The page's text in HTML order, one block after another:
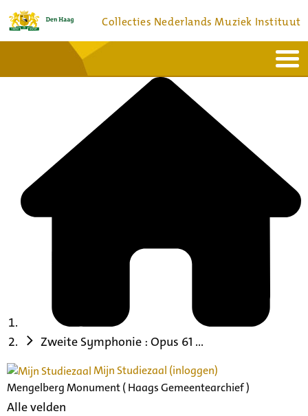
Collecties Nederlands Muziek Instituut
Bronnen en collecties
Zweite Symphonie : Opus 61 ...
Mijn Studiezaal (inloggen)
Mengelberg Monument ( Haags Gemeentearchief )
Alle velden